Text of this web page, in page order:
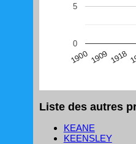
1900 1909 1918
0
5
Liste des autres
KEANE
KEENSLEY